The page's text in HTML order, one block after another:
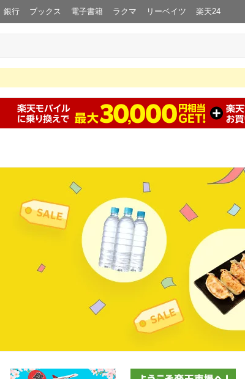
銀行 ブックス 電子書籍 ラクマ リーベイツ 楽天24